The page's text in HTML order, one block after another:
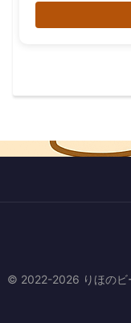
© 2022-2026 りほのビ